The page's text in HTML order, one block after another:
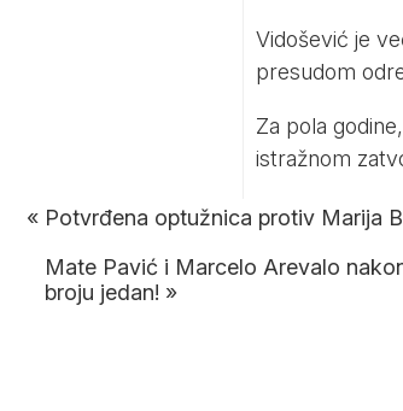
Vidošević je
presudom
Za pola
istražnom
« Potvrđena optužnica protiv Marija
Mate Pavić i Marcelo Arevalo
broju jedan! »